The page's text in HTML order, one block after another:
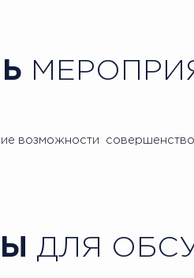
возможности
ДЛЯ